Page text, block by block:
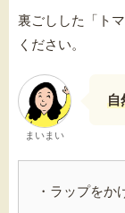
裏ごしした「ト
ください。
まいまい
自
・ラップをか